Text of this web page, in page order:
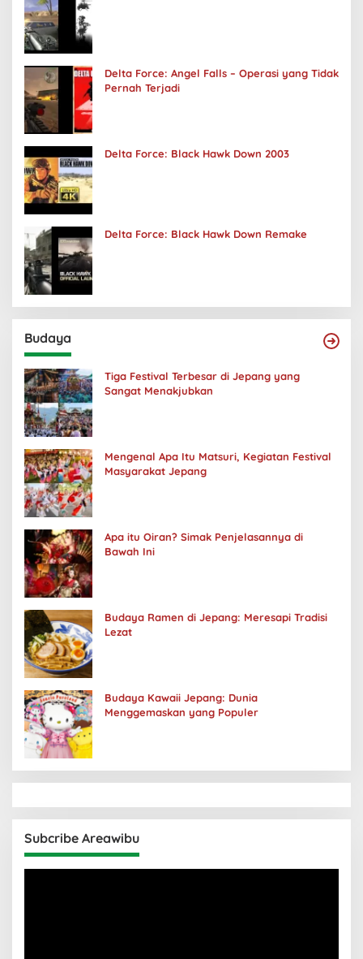
Delta Force: Angel Falls – Operasi yang Tidak
Pernah Terjadi
Delta Force: Black Hawk Down 2003
Delta Force: Black Hawk Down Remake
Budaya
Tiga Festival Terbesar di Jepang yang
Sangat Menakjubkan
Mengenal Apa Itu Matsuri, Kegiatan Festival
Masyarakat Jepang
Apa itu Oiran? Simak Penjelasannya di
Bawah Ini
Budaya Ramen di Jepang: Meresapi Tradisi
Lezat
Budaya Kawaii Jepang: Dunia
Menggemaskan yang Populer
Subcribe Areawibu